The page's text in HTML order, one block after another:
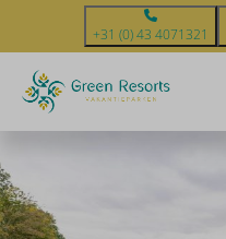
+31 (0) 43 4071321